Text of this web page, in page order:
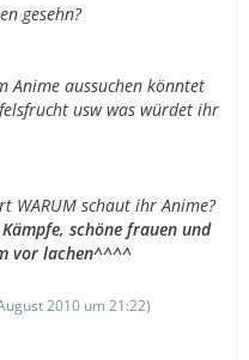
gesehn?
Anime aussuchen könntet
usw was würdet ihr
WARUM schaut ihr Anime?
schöne frauen und
vor lachen^^^^
2010 um 21:22)